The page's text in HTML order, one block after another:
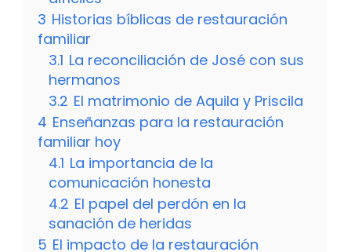
3 Historias bíblicas de restauración
familiar
3.1 La reconciliación de José con sus
hermanos
3.2 El matrimonio de Aquila y Priscila
4 Enseñanzas para la restauración
familiar hoy
4.1 La importancia de la
comunicación honesta
4.2 El papel del perdón en la
sanación de heridas
5 El impacto de la restauración